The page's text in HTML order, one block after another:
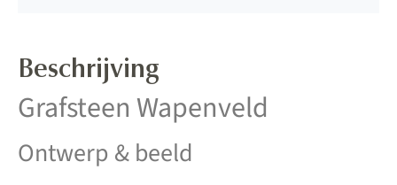
Beschrijving
Grafsteen Wapenveld
Ontwerp & beeld